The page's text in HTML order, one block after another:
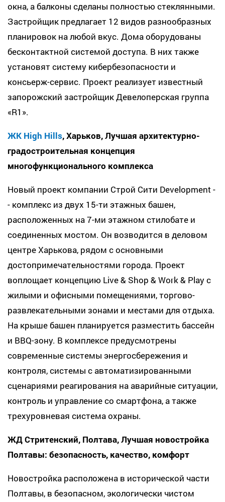
окна, а балконы сделаны полностью стеклянными.
Застройщик предлагает 12 видов разнообразных
планировок на любой вкус. Дома оборудованы
бесконтактной системой доступа. В них также
установят систему кибербезопасности и
консьерж-сервис. Проект реализует известный
запорожский застройщик Девелоперская группа
«R1».
ЖК High Hills, Харьков, Лучшая архитектурно-
градостроительная концепция
многофункционального комплекса
Новый проект компании Строй Сити Development -
- комплекс из двух 15-ти этажных башен,
расположенных на 7-ми этажном стилобате и
соединенных мостом. Он возводится в деловом
центре Харькова, рядом с основными
достопримечательностями города. Проект
воплощает концепцию Live & Shop & Work & Play с
жилыми и офисными помещениями, торгово-
развлекательными зонами и местами для отдыха.
На крыше башен планируется разместить бассейн
и BBQ-зону. В комплексе предусмотрены
современные системы энергосбережения и
контроля, системы с автоматизированными
сценариями реагирования на аварийные ситуации,
контроль и управление со смартфона, а также
трехуровневая система охраны.
ЖД Стритенский, Полтава, Лучшая новостройка
Полтавы: безопасность, качество, комфорт
Новостройка расположена в исторической части
Полтавы, в безопасном, экологически чистом